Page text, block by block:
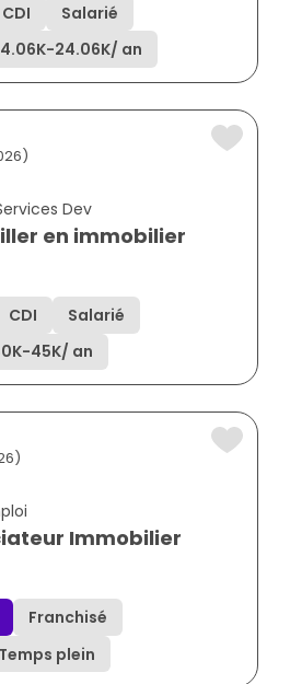
CDI
Salarié
-24.06K/ an
Dev
en immobilier
CDI
Salarié
-45K/ an
Immobilier
Franchisé
Temps plein